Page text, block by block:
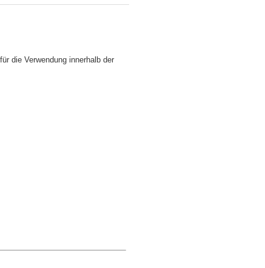
die Verwendung innerhalb der